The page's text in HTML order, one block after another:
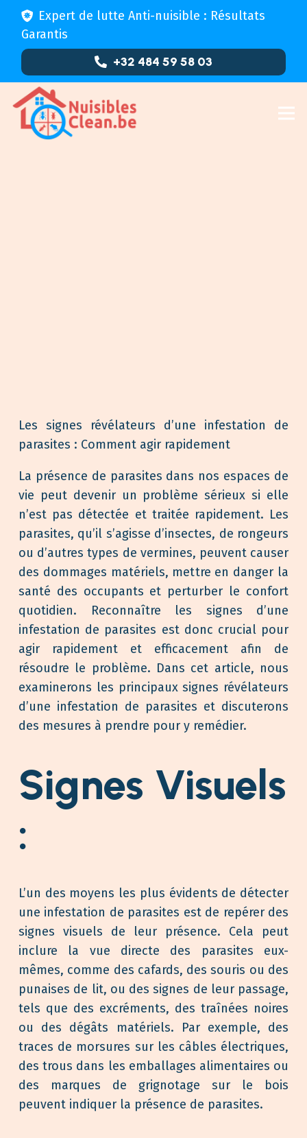
Expert de lutte Anti-nuisible : Résultats
Garantis
+32 484 59 58 03
Les signes révélateurs d’une infestation de
parasites : Comment agir rapidement
La présence de parasites dans nos espaces de
vie peut devenir un problème sérieux si elle
n’est pas détectée et traitée rapidement. Les
parasites, qu’il s’agisse d’insectes, de rongeurs
ou d’autres types de vermines, peuvent causer
des dommages matériels, mettre en danger la
santé des occupants et perturber le confort
quotidien. Reconnaître les signes d’une
infestation de parasites est donc crucial pour
agir rapidement et efficacement afin de
résoudre le problème. Dans cet article, nous
examinerons les principaux signes révélateurs
d’une infestation de parasites et discuterons
des mesures à prendre pour y remédier.
Signes Visuels
:
L’un des moyens les plus évidents de détecter
une infestation de parasites est de repérer des
signes visuels de leur présence. Cela peut
inclure la vue directe des parasites eux-
mêmes, comme des cafards, des souris ou des
punaises de lit, ou des signes de leur passage,
tels que des excréments, des traînées noires
ou des dégâts matériels. Par exemple, des
traces de morsures sur les câbles électriques,
des trous dans les emballages alimentaires ou
des marques de grignotage sur le bois
peuvent indiquer la présence de parasites.